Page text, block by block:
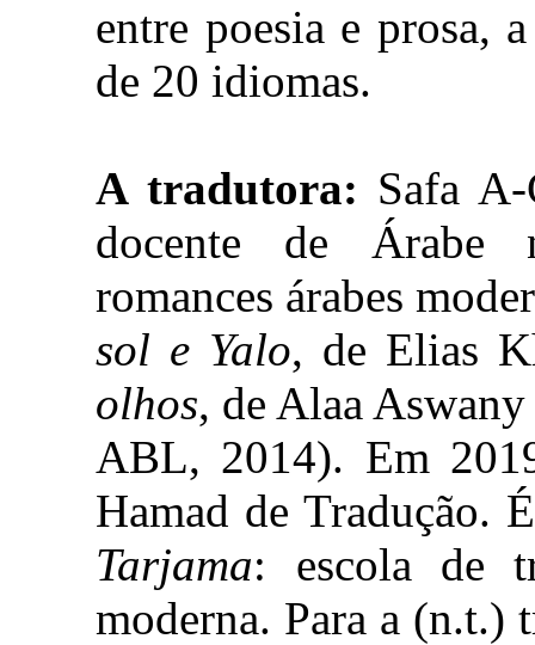
entre poesia e prosa,
de 20 idiomas.
A tradutora: Safa
docente de Árabe
romances árabes
sol e Yalo, de Elias
olhos, de Alaa
ABL, 2014). Em
Hamad de Tradução.
Tarjama: escola de
moderna. Para a